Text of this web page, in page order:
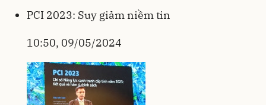
PCI 2023: Suy giảm niềm tin
10:50, 09/05/2024